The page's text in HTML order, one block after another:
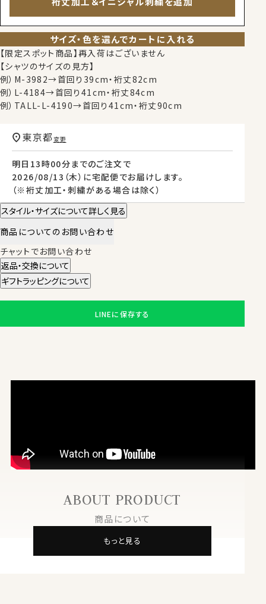
サイズ・色を選んでカートに入れる
【限定スポット商品】再入荷はございません
【シャツのサイズの見方】
例）M-3982→首回り39cm・裄丈82cm
例）L-4184→首回り41cm・裄丈84cm
例）TALL-L-4190→首回り41cm・裄丈90cm
明日 13時00分までのご注文で
2026/08/13（木） に宅配便 でお届けします。
（※裄丈加工・刺繍がある場合は除く）
東京都変更
スタイル・サイズについて詳しく見る
商品についてのお問い合わせ
チャットでお問い合わせ
返品・交換について
ギフトラッピングについて
LINEに保存する
ABOUT PRODUCT
商品について
もっと見る